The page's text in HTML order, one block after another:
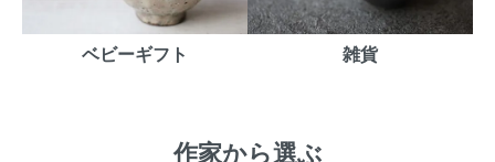
ベビーギフト 雑貨
作家から選ぶ